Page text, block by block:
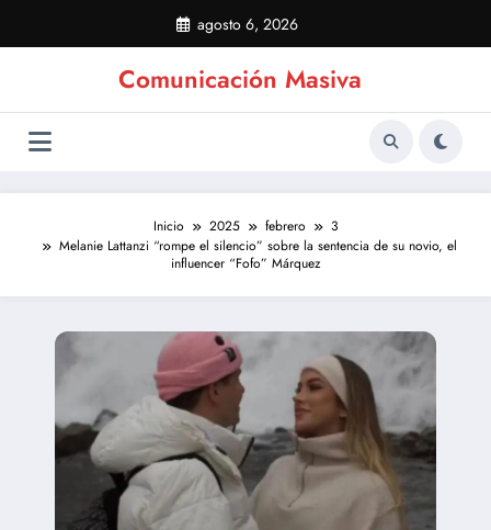
contenido
agosto 6, 2026
Comunicación Masiva
Inicio 2025 febrero
3
Melanie Lattanzi “rompe el silencio” sobre la sentencia de su novio, el
influencer “Fofo” Márquez